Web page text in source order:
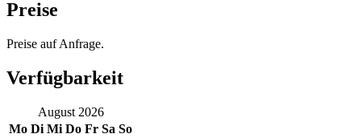
Preise
Preise auf Anfrage.
Verfügbarkeit
August 2026
Mo Di Mi Do Fr Sa So